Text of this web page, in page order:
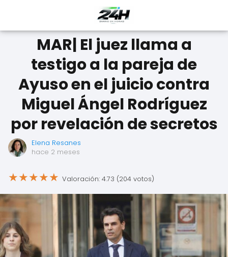
MAR| El juez llama a
testigo a la pareja de
Ayuso en el juicio contra
Miguel Ángel Rodríguez
por revelación de secretos
Elena Resanes
hace 2 meses
★★★★★ Valoración: 4.73 (204 votos)